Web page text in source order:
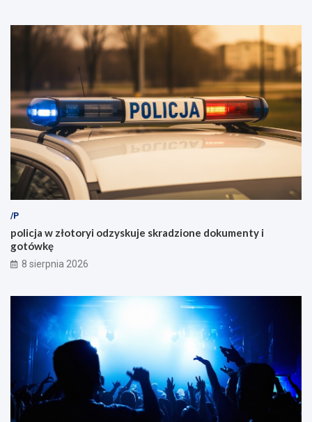
/P
policja w złotoryi odzyskuje skradzione dokumenty i
gotówkę
8 sierpnia 2026